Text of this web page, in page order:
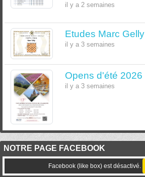
il y a 2 semaines
Etudes Marc Gelly
il y a 3 semaines
Opens d'été 2026
il y a 3 semaines
NOTRE PAGE FACEBOOK
Facebook (like box) est désactivé.